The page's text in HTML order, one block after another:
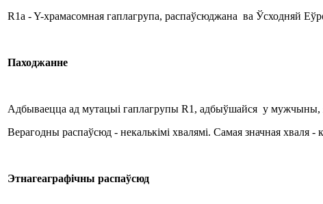
R1a - Y-храмасомная гаплагрупа, распаўсюджана ва Ўсходняй
Паходжанне
Адбываецца ад мутацыі гаплагрупы R1, адбыўшайся у мужчыны,
Верагодны распаўсюд - некалькімі хвалямі. Самая значная хваля -
Этнагеаграфічны распаўсюд